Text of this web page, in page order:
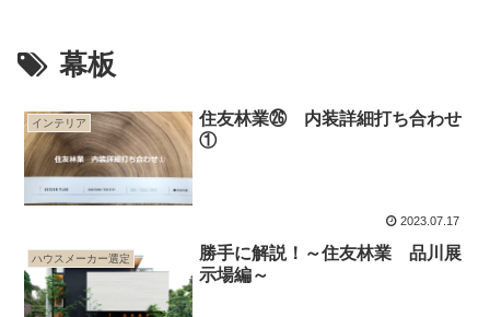
幕板
インテリア
住友林業㉖ 内装詳細打ち合わせ
①
2023.07.17
ハウスメーカー選定
勝手に解説！～住友林業 品川展
示場編～